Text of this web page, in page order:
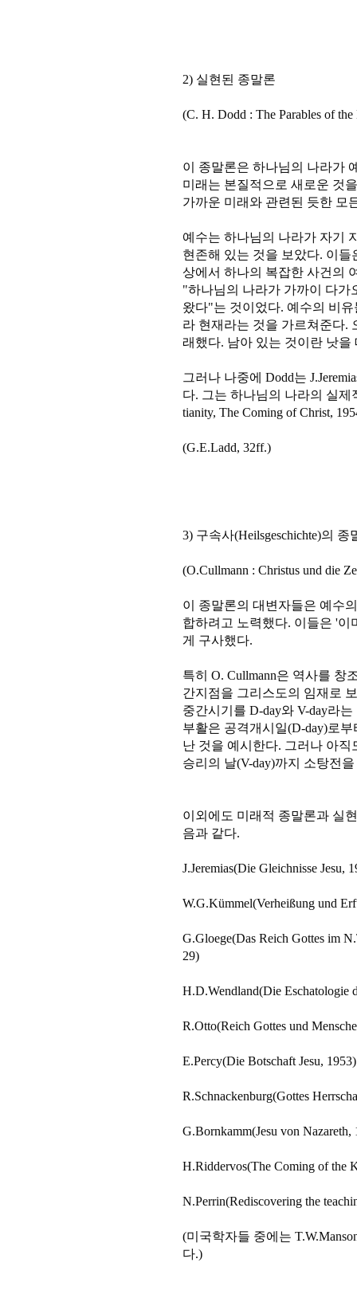
2) 실현된 종말론
(C. H. Dodd : The Parables of
이 종말론은 하나님의 나라가
미래는 본질적으로 새로운 것
가까운 미래와 관련된 듯한 모
예수는 하나님의 나라가 자기
현존해 있는 것을 보았다. 이
상에서 하나의 복잡한 사건의
"하나님의 나라가 가까이 다
왔다"는 것이었다. 예수의 비
라 현재라는 것을 가르쳐준다.
래했다. 남아 있는 것이란 낫을
그러나 나중에 Dodd는
다. 그는 하나님의 나라의 실제
tianity, The Coming of Christ,
(G.E.Ladd, 32ff.)
3) 구속사(Heilsgeschichte)의 종
(O.Cullmann : Christus und die
이 종말론의 대변자들은 예수
합하려고 노력했다. 이들은 '
게 구사했다.
특히 O. Cullmann은 역사를 창
간지점을 그리스도의 임재로
중간시기를 D-day와 V-day라
부활은 공격개시일(D-day)로
난 것을 예시한다. 그러나 아
승리의 날(V-day)까지 소탕전
이외에도 미래적 종말론과 실
음과 같다.
J.Jeremias(Die Gleichnisse Jesu,
W.G.Kümmel(Verheißung und
G.Gloege(Das Reich Gottes im
29)
H.D.Wendland(Die Eschatologie
R.Otto(Reich Gottes und
E.Percy(Die Botschaft Jesu, 1953)
R.Schnackenburg(Gottes
G.Bornkamm(Jesu von Nazareth,
H.Riddervos(The Coming of the
N.Perrin(Rediscovering the
(미국학자들 중에는
다.)